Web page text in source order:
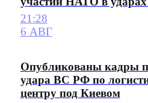
21:28
6 АВГ
Опубликованы кадры
удара ВС РФ по
центру под Киевом